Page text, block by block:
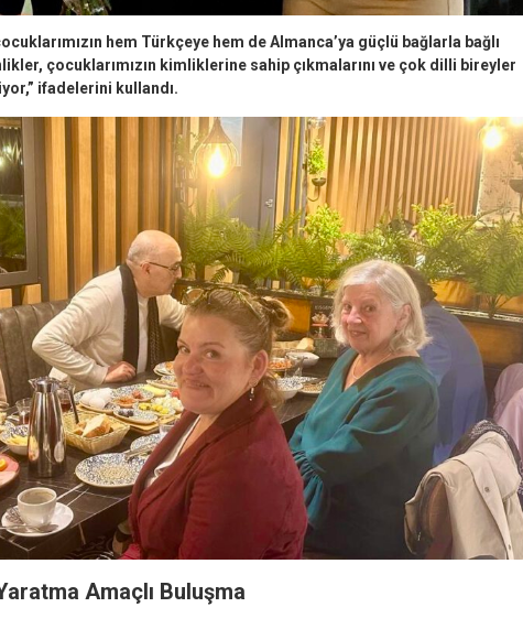
hem Türkçeye hem de Almanca’ya güçlü bağlarla bağlı
çocuklarımızın kimliklerine sahip çıkmalarını ve çok dilli bireyler
ifadelerini kullandı.
Amaçlı Buluşma